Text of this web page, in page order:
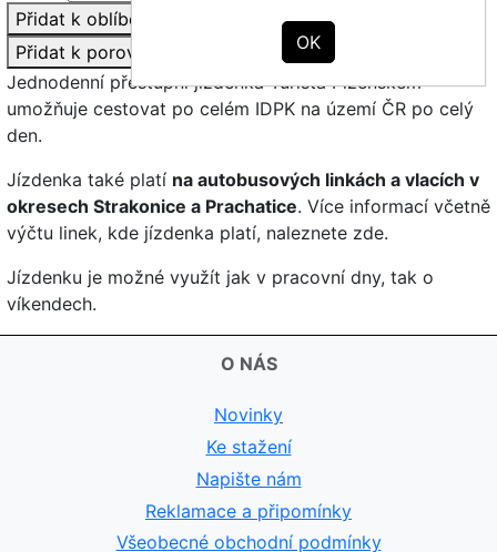
Přidat k oblíbeným
Přidat k porovnání
Jednodenní přestupní jízdenka Turista Plzeňskem
umožňuje cestovat po celém IDPK na území ČR po celý
den.
Jízdenka také platí na autobusových linkách a vlacích v
okresech Strakonice a Prachatice. Více informací včetně
výčtu linek, kde jízdenka platí, naleznete zde.
Jízdenku je možné využít jak v pracovní dny, tak o
víkendech.
O NÁS
Novinky
Ke stažení
Napište nám
Reklamace a připomínky
Všeobecné obchodní podmínky